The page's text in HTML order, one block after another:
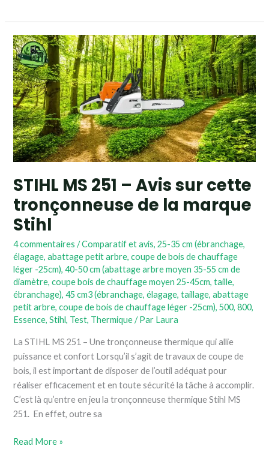
STIHL MS 251 – Avis sur cette
tronçonneuse de la marque
Stihl
4 commentaires /Comparatif et avis,25-35 cm (ébranchage,
élagage, abattage petit arbre, coupe de bois de chauffage
léger -25cm),40-50 cm (abattage arbre moyen 35-55 cm de
diamètre, coupe bois de chauffage moyen 25-45cm, taille,
ébranchage),45 cm3 (ébranchage, élagage, taillage, abattage
petit arbre, coupe de bois de chauffage léger -25cm),500,800,
Essence,Stihl, Test, Thermique/ Par Laura
La STIHL MS 251 – Une tronçonneuse thermique qui allie
puissance et confort Lorsqu’il s’agit de travaux de coupe de
bois, il est important de disposer de l’outil adéquat pour
réaliser efficacement et en toute sécurité la tâche à accomplir.
C’est là qu’entre en jeu la tronçonneuse thermique Stihl MS
251. En effet, outre sa
STIHL
MS
251
–
Avis
sur
cette
tronçonneuse
de
marque
Stihl
Read More »